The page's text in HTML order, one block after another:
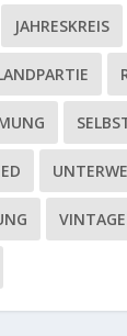
JAHRESKREIS
VINTAGE